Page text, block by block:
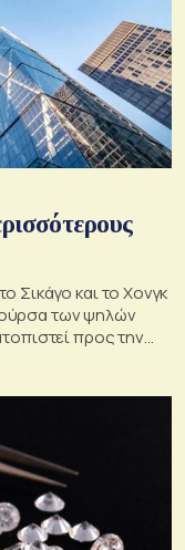
Σικάγο και το Χονγκ
των ψηλών
προς την